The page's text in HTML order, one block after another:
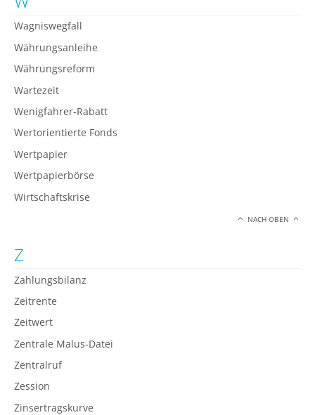
Wagniswegfall
Währungsanleihe
Währungsreform
Wartezeit
Wenigfahrer-Rabatt
Wertorientierte Fonds
Wertpapier
Wertpapierbörse
Wirtschaftskrise
NACH OBEN
Z
Zahlungsbilanz
Zeitrente
Zeitwert
Zentrale Malus-Datei
Zentralruf
Zession
Zinsertragskurve